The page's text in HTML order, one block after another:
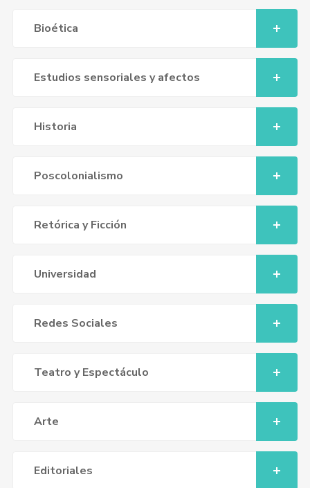
Bioética
Estudios sensoriales y afectos
Historia
Poscolonialismo
Retórica y Ficción
Universidad
Redes Sociales
Teatro y Espectáculo
Arte
Editoriales